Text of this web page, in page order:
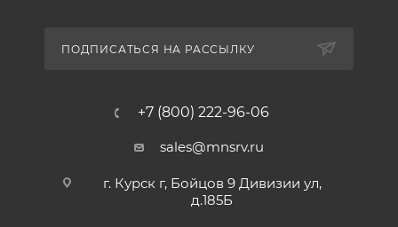
ПОДПИСАТЬСЯ НА РАССЫЛКУ
+7 (800) 222-96-06
sales@mnsrv.ru
г. Курск г, Бойцов 9 Дивизии ул,
д.185Б